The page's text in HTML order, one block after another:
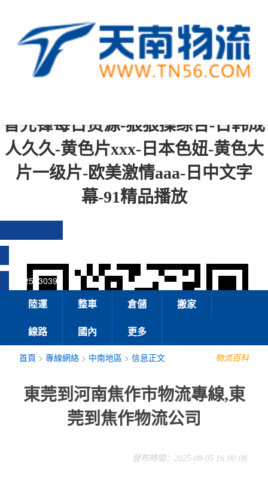
中文字幕一区二区三区四区-综合成
人-青青操在线-一级黄色免费视频-国
音先锋每日资源-狠狠操综合-日韩成
人久久-黄色片xxx-日本色妞-黄色大
片一级片-欧美激情aaa-日中文字
幕-91精品播放
13925830399
陸運 整車 倉儲
搬家
線路
國內 更多
物流百科
首頁 >專線網絡 > 中南地區 >信息正文
東莞到河南焦作市物流專線,東
莞到焦作物流公司
發布時間：2025-08-05 16:00:08